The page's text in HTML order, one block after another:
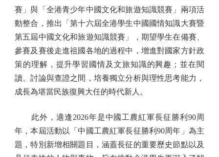
賽」與「全港青少年中國文化和旅遊知識競賽」兩項活
動整合，推出「第十六屆全港學生中國國情知識大賽暨
第五屆中國文化和旅遊知識競賽」，期望學生在備賽、
參賽及賽後走進祖國各地的過程中，增進對國家方針政
策的理解，提升學習國情及文旅知識的興趣；並在閱
讀、討論與查證之間，培養獨立分析與理性思考能力，
成長為堪當民族復興大任的時代新人。
此外，適逢2026年是中國工農紅軍長征勝利90周
年，本屆活動以「中國工農紅軍長征勝利90周年」為主
題，特別新增相關題目，涵蓋長征的重要歷史節點以及